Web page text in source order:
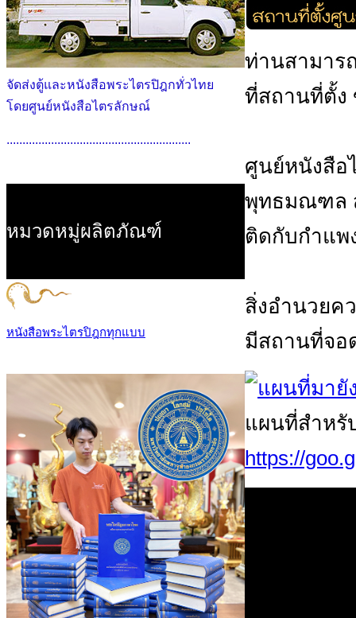
จัดส่งตู้และหนังสือพระไตรปิฎกทั่วไทย
โดยศูนย์หนังสือไตรลักษณ์
..........................................................
หมวดหมู่ผลิตภัณฑ์
หนังสือพระไตรปิฎกทุกแบบ
ท่านสามาร
ที่สถานที่ตั้ง
ศูนย์หนังสือ
พุทธมณฑล
ติดกับกำแ
สิ่งอำนวยค
มีสถานที่จอ
แผนที่สำหรั
https://